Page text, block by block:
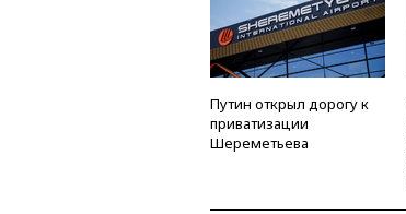
Путин открыл дорогу к
приватизации
Шереметьева